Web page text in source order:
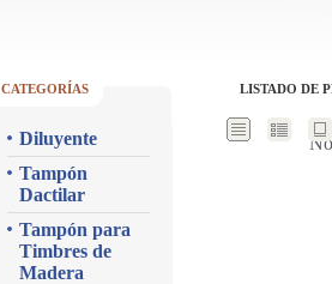
CATEGORÍAS
Diluyente
Tampón
Dactilar
Tampón para
Timbres de
Madera
LISTADO DE